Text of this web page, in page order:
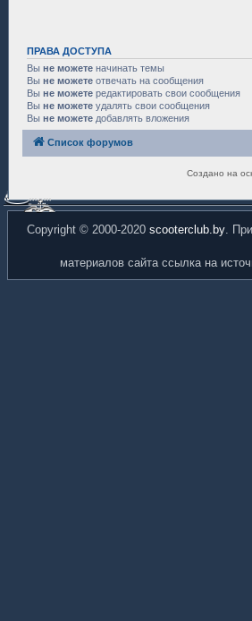
ПРАВА ДОСТУПА
Вы не можете начинать темы
Вы не можете отвечать на сообщения
Вы не можете редактировать свои сообщения
Вы не можете удалять свои сообщения
Вы не можете добавлять вложения
Список форумов
Создано на
Copyright © 2000-2020 scooterclub.by.
материалов сайта ссылка на